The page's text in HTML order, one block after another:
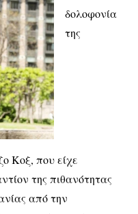
δολοφονία
της
Κοξ, που είχε
της πιθανότητας
από την